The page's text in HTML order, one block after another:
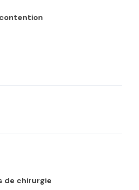
de chirurgie